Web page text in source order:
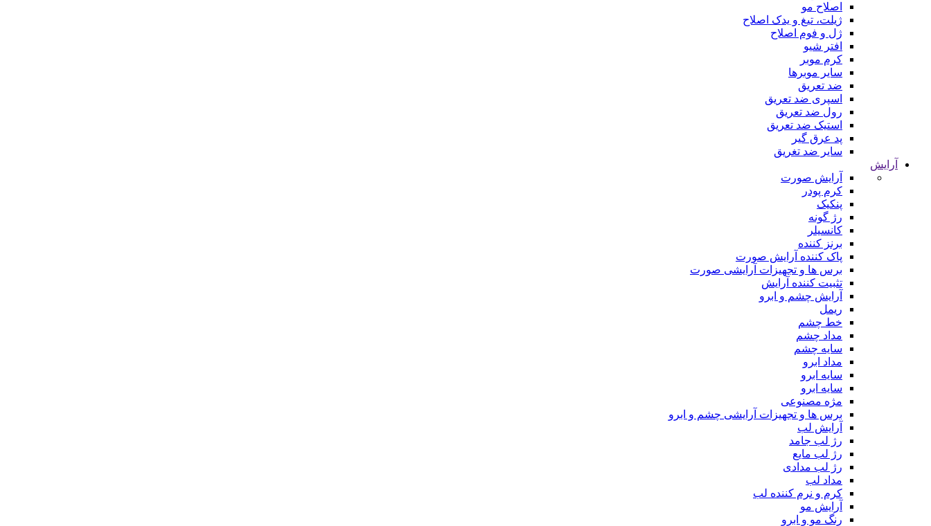
اصلاح مو
ژیلت، تیغ و یدک اصلاح
ژل و فوم اصلاح
افتر شیو
کرم موبر
سایر موبرها
ضد تعریق
اسپری ضد تعریق
رول ضد تعریق
استیک ضد تعریق
پد عرق گیر
سایر ضد تغریق
آرایش
آرایش صورت
کرم پودر
پنکیک
رژ گونه
کانسیلر
برنز کننده
پاک کننده آرایش صورت
برس ها و تجهیزات آرایشی صورت
تثبیت کننده آرایش
آرایش چشم و ابرو
ریمل
خط چشم
مداد چشم
سایه چشم
مداد ابرو
سایه ابرو
سایه ابرو
مژه مصنوعی
برس ها و تجهیزات آرایشی چشم و ابرو
آرایش لب
رژ لب جامد
رژ لب مایع
رژ لب مدادی
مداد لب
کرم و نرم کننده لب
آرایش مو
رنگ مو و ابرو